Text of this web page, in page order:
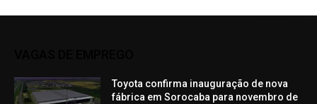
Toyota confirma inauguração de nova
fábrica em Sorocaba para novembro de